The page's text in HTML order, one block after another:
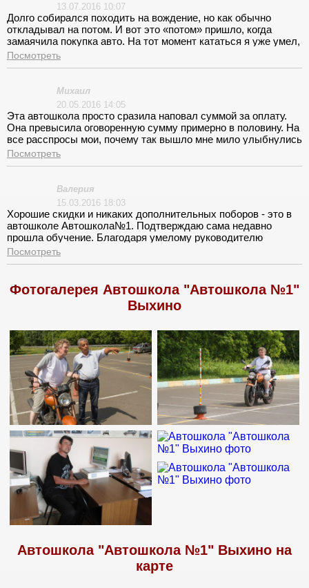
13.07.2016 10:07
Долго собирался походить на вождение, но как обычно
откладывал на потом. И вот это «потом» пришло, когда
замаячила покупка авто. На тот момент кататься я уже умел,
а про права совершенно забыл. Я не заморачивался с
выбором курсов. Ничего не читал о них и не обзванивал.
лекций мне подходило, и я решил еще и на занятие
походить. И не зря. Пришел такой весь самоуверенный,
ездить умею, все знаю, а после лекции меня хорошенько
попустило. Оказалось, что я не знал элементарного, но в то
же время не менее важного для безопасной езды. Так, что на
лекции я отходил день в день, чему очень доволен!
Посмотреть
Михаил
20.05.2016 14:05
Эта автошкола просто сразила наповал суммой за оплату.
Она превысила оговоренную сумму примерно в половину. На
все расспросы мои, почему так вышло мне мило улыбнулись
и развели руками. Нужно говорить всю сумму сразу!
Посмотреть
Валерия
15.03.2016 18:03
Хорошие скидки и никаких дополнительных поборов - это в
автошколе Автошкола№1. Подтверждаю сама недавно
прошла обучение. Благодаря умелому руководителю
Тошматову Р. Т., подобран профессиональный, честный и
душевный коллектив. Учиться было одно удовольствие.
Посмотреть
Фотогалерея Автошкола "Автошкола №1"
Выхино
Автошкола "Автошкола №1" Выхино на
карте